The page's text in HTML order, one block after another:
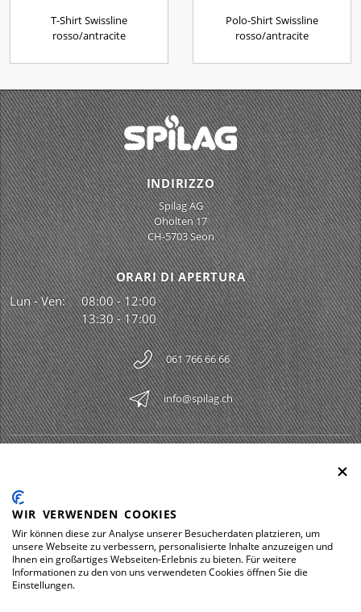
T-Shirt Swissline
rosso/antracite
Polo-Shirt Swissline
rosso/antracite
INDIRIZZO
Spilag AG
Oholten 17
CH-5703 Seon
ORARI DI APERTURA
Lun - Ven:
08:00 - 12:00
13:30 - 17:00
061 766 66 66
info@spilag.ch
LEGAL
DOWNLOADS
WIR VERWENDEN COOKIES
Wir können diese zur Analyse unserer Besucherdaten platzieren, um
unsere Webseite zu verbessern, personalisierte Inhalte anzuzeigen und
Ihnen ein großartiges Webseiten-Erlebnis zu bieten. Für weitere
Informationen zu den von uns verwendeten Cookies öffnen Sie die
Einstellungen.